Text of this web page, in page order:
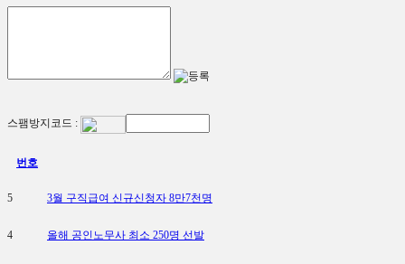
스팸방지코드 :
번호
5 3월 구직급여 신규신청자 8만7천명
4 올해 공인노무사 최소 250명 선발